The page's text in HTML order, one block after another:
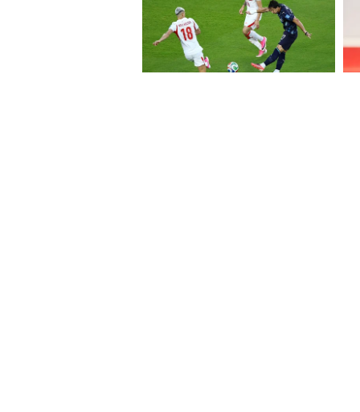
ছবিতে দেখা গেছে তাকে।
শীঘ্রই অঙ্কুশের সঙ্গে বিবাহ